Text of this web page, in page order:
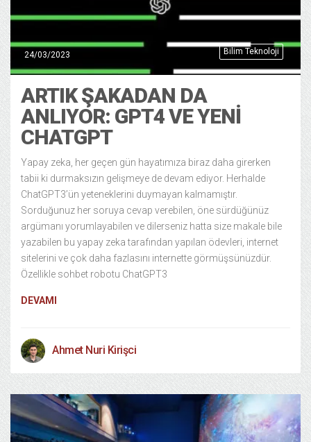
Bilim Teknoloji
24/03/2023
ARTIK ŞAKADAN DA
ANLIYOR: GPT4 VE YENI
CHATGPT
Yapay zeka, her geçen gün hayatımıza biraz daha girerken
tabii ki durmaksızın gelişmeye de devam ediyor. Herhalde
ChatGPT3’ün yeteneklerini duymayan kalmamıştır.
Sorduğunuz her soruya cevap verebilen, öne sürdüğünüz
argümanı yorumlayabilen ve dilerseniz hatta size makale bile
yazabilen bu yapay zeka tarafından yapılan ödevleri, internet
sitelerini ve çok daha fazlasını internette görmüşsünüzdür.
Özellikle sohbet robotu ChatGPT3
DEVAMI
Ahmet Nuri Kirişci